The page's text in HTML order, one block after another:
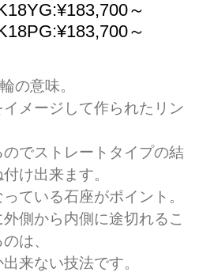
～
～
の意味。
メージして作られたリン
でストレートタイプの結
け出来ます。
ている石座がポイント。
側から内側に途切れるこ
は、
来ない技法です。